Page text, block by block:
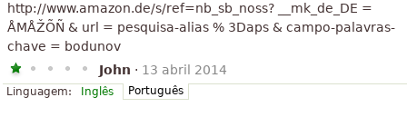
http://www.amazon.de/s/ref=nb_sb_noss? __mk_de_DE =
ÅMÅŽÕÑ & url = pesquisa-alias % 3Daps & campo-palavras-
chave = bodunov
John · 13 abril 2014
Linguagem: Inglês Português